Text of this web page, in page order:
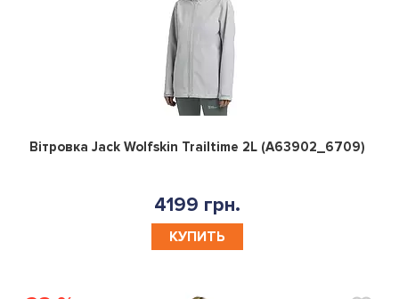
0
Вітровка Jack Wolfskin Trailtime 2L (A63902_6709)
4199 грн.
КУПИТЬ